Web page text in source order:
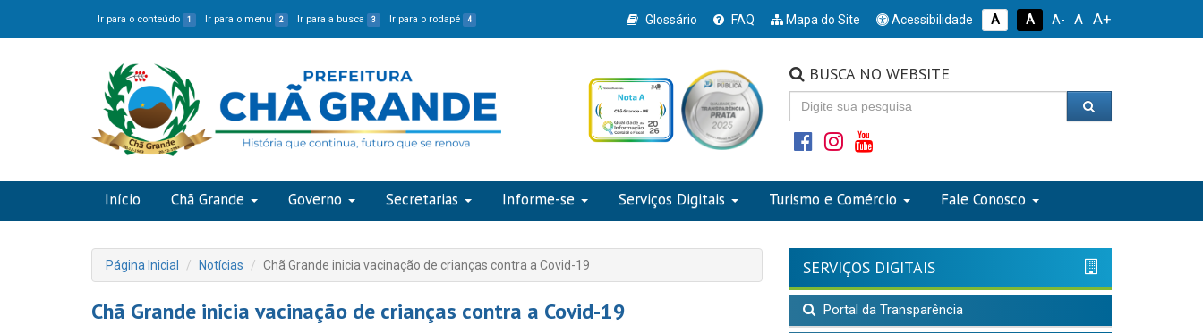
Ir para o conteúdo 1 Ir para o menu 2 Ir para a busca 3 Ir para o rodapé 4 Glossário FAQ Mapa do Site Acessibilidade A A A- A A+
BUSCA NO WEBSITE
Início Chã Grande Governo Secretarias Informe-se Serviços Digitais Turismo e Comércio Fale Conosco
Página Inicial Notícias Chã Grande inicia vacinação de crianças contra a Covid-19
Chã Grande inicia vacinação de crianças contra a Covid-19
SERVIÇOS DIGITAIS
Portal da Transparência